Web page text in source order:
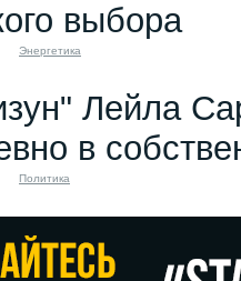
выбора
Энергетика
Лейла
в
Политика